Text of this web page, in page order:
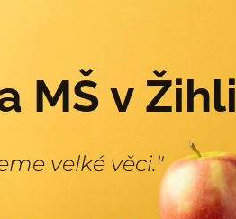
MŠ v Žihli
velké věci."